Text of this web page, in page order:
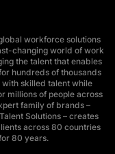
workforce solutions
changing world of work
the talent that enables
hundreds of thousands
skilled talent while
millions of people across
family of brands –
Solutions – creates
across 80 countries
80 years.